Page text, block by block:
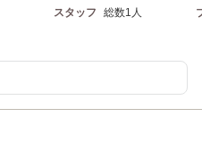
スタッフ 総数1人